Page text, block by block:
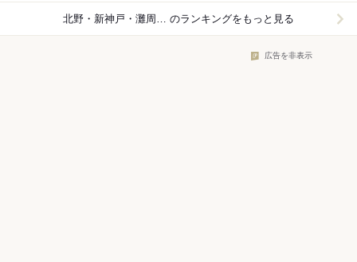
北野・新神戸・灘周辺×カフェ のランキングをもっと見る
広告を非表示